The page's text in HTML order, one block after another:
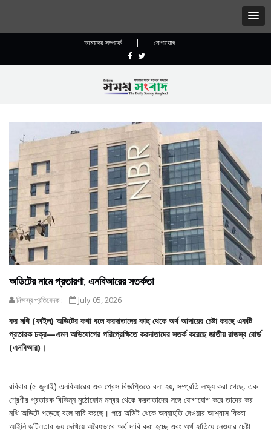
আমাদের সম্পর্কে | যোগাযোগ
অডিটের নামে প্রতারণা, এনবিআরের সতর্কতা
নিজস্ব প্রতিবেদক : July 05, 2026
কর নথি (ফাইল) অডিটের কথা বলে করদাতাদের কাছ থেকে অর্থ আদায়ের চেষ্টা করছে একটি
প্রতারক চক্র—এমন অভিযোগের পরিপ্রেক্ষিতে করদাতাদের সতর্ক করেছে জাতীয় রাজস্ব বোর্ড
(এনবিআর)।
রবিবার (৫ জুলাই) এনবিআরের এক প্রেস বিজ্ঞপ্তিতে বলা হয়, সম্প্রতি লক্ষ্য করা গেছে, এক
শ্রেণীর প্রতারক বিভিন্ন মুঠোফোন নম্বর থেকে করদাতাদের সঙ্গে যোগাযোগ করে তাদের কর
নথি অডিটে পড়েছে বলে দাবি করছে। পরে অডিট থেকে অব্যাহতি দেওয়ার আশ্বাস কিংবা
আইনি জটিলতার ভয় দেখিয়ে অবৈধভাবে অর্থ দাবি করা হচ্ছে এবং অর্থ হাতিয়ে নেওয়ার চেষ্টা